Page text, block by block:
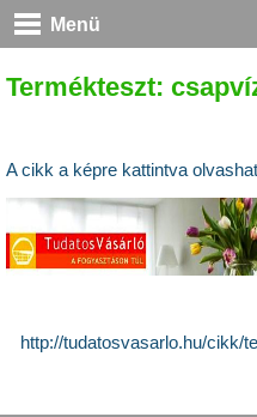
Menü
Termékteszt:
A cikk a képre kattintva
http://tudatosvasarlo.hu/cikk/